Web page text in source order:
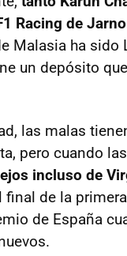
Racing de
Malasia ha sido
un depósito
las malas
pero cuando
incluso de
final de la
de España